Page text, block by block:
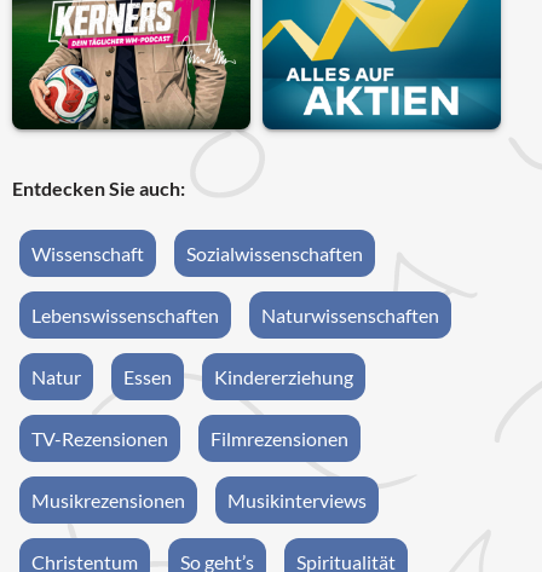
Entdecken Sie auch:
Wissenschaft Sozialwissenschaften
Lebenswissenschaften Naturwissenschaften
Natur Essen Kindererziehung
TV-Rezensionen Filmrezensionen
Musikrezensionen Musikinterviews
Christentum So geht’s Spiritualität